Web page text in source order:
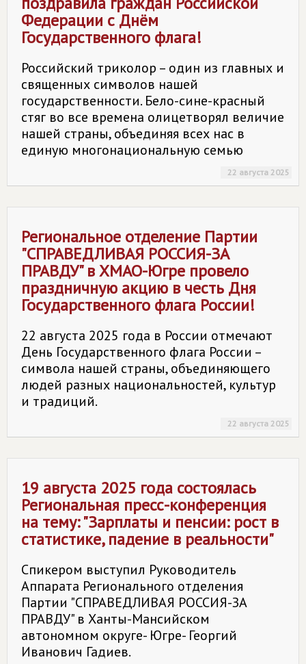
Федерации с Днём
Государственного флага!
Российский триколор – один из главных и
священных символов нашей
государственности. Бело-сине-красный
стяг во все времена олицетворял величие
нашей страны, объединяя всех нас в
единую многонациональную семью
22 августа 2025
Региональное отделение Партии
"СПРАВЕДЛИВАЯ РОССИЯ-ЗА
ПРАВДУ" в ХМАО-Югре провело
праздничную акцию в честь Дня
Государственного флага России!
22 августа 2025 года в России отмечают
День Государственного флага России –
символа нашей страны, объединяющего
людей разных национальностей, культур
и традиций.
22 августа 2025
19 августа 2025 года состоялась
Региональная пресс-конференция
на тему: "Зарплаты и пенсии: рост в
статистике, падение в реальности"
Спикером выступил Руководитель
Аппарата Регионального отделения
Партии "СПРАВЕДЛИВАЯ РОССИЯ-ЗА
ПРАВДУ" в Ханты-Мансийском
автономном округе- Югре- Георгий
Иванович Гадиев.